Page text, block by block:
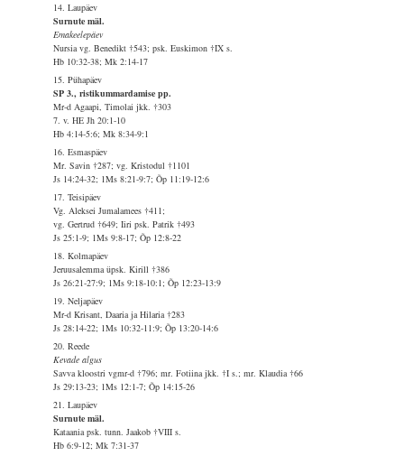
14. Laupäev
Surnute mäl.
Emakeelepäev
Nursia vg. Benedikt †543; psk. Euskimon †IX s.
Hb 10:32-38; Mk 2:14-17
15. Pühapäev
SP 3., ristikummardamise pp.
Mr-d Agaapi, Timolai jkk. †303
7. v. HE Jh 20:1-10
Hb 4:14-5:6; Mk 8:34-9:1
16. Esmaspäev
Mr. Savin †287; vg. Kristodul †1101
Js 14:24-32; 1Ms 8:21-9:7; Õp 11:19-12:6
17. Teisipäev
Vg. Aleksei Jumalamees †411;
vg. Gertrud †649; Iiri psk. Patrik †493
Js 25:1-9; 1Ms 9:8-17; Õp 12:8-22
18. Kolmapäev
Jeruusalemma üpsk. Kirill †386
Js 26:21-27:9; 1Ms 9:18-10:1; Õp 12:23-13:9
19. Neljapäev
Mr-d Krisant, Daaria ja Hilaria †283
Js 28:14-22; 1Ms 10:32-11:9; Õp 13:20-14:6
20. Reede
Kevade algus
Savva kloostri vgmr-d †796; mr. Fotiina jkk. †I s.; mr. Klaudia †66
Js 29:13-23; 1Ms 12:1-7; Õp 14:15-26
21. Laupäev
Surnute mäl.
Kataania psk. tunn. Jaakob †VIII s.
Hb 6:9-12; Mk 7:31-37